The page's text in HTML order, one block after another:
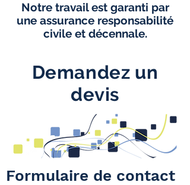
Notre travail est garanti par
une assurance responsabilité
civile et décennale.
Demandez un
devis
Formulaire de contact